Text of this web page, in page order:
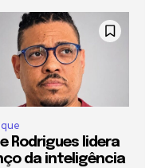
Rodrigues lidera
da inteligência